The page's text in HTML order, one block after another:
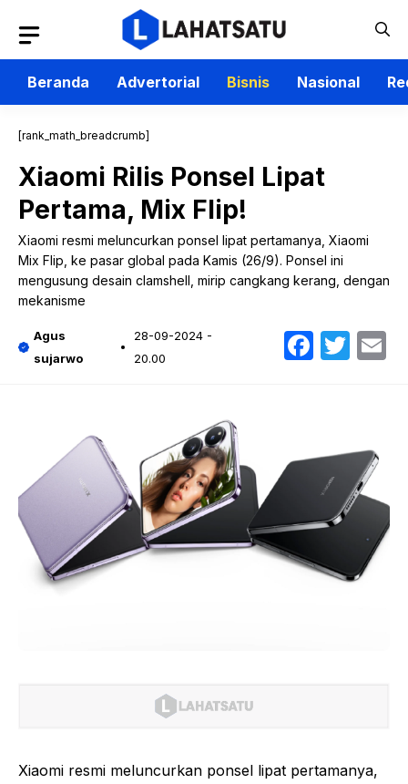
isi
Beranda
Advertorial Bisnis Nasional
[rank_math_breadcrumb]
Xiaomi Rilis Ponsel Lipat
Pertama, Mix Flip!
Xiaomi resmi meluncurkan ponsel lipat pertamanya, Xiaomi
Mix Flip, ke pasar global pada Kamis (26/9). Ponsel ini
mengusung desain clamshell, mirip cangkang kerang, dengan
mekanisme
Agus
sujarwo
28-09-2024 -
20.00
Xiaomi resmi meluncurkan ponsel lipat pertamanya,